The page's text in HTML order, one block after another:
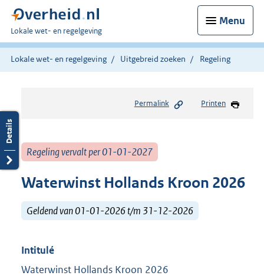
Menu
U
bent
hier:
Lokale wet- en regelgeving
Lokale wet- en regelgeving Uitgebreid zoeken Regeling
Permalink Printen
Regeling vervalt per 01-01-2027
Waterwinst Hollands Kroon 2026
Geldend van 01-01-2026 t/m 31-12-2026
Intitulé
Waterwinst Hollands Kroon 2026